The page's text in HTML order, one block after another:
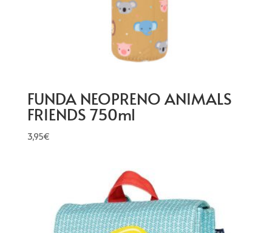
FUNDA NEOPRENO ANIMALS
FRIENDS 750ml
3,95€